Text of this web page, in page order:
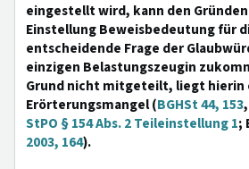
eingestellt wird, kann den
Einstellung Beweisbedeutung für
entscheidende Frage der
einzigen Belastungszeugin
Grund nicht mitgeteilt, liegt hierin
Erörterungsmangel (BGHSt 44, 153
StPO § 154 Abs. 2 Teileinstellung 1;
2003, 164).